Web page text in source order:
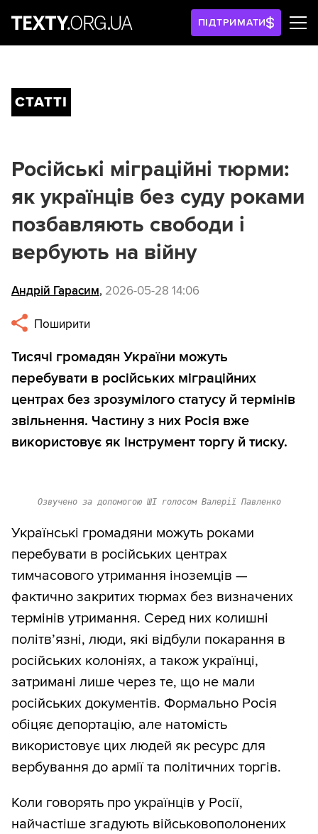
ПІДТРИМАТИ
СТАТТІ
Російські міграційні тюрми:
як українців без суду роками
позбавляють свободи і
вербують на війну
Андрій Гарасим, 2026-05-28 14:06
Поширити
Тисячі громадян України можуть
перебувати в російських міграційних
центрах без зрозумілого статусу й термінів
звільнення. Частину з них Росія вже
використовує як інструмент торгу й тиску.
Озвучено за допомогою ШІ голосом Валерії Павленко
Українські громадяни можуть роками
перебувати в російських центрах
тимчасового утримання іноземців —
фактично закритих тюрмах без визначених
термінів утримання. Серед них колишні
політв’язні, люди, які відбули покарання в
російських колоніях, а також українці,
затримані лише через те, що не мали
російських документів. Формально Росія
обіцяє депортацію, але натомість
використовує цих людей як ресурс для
вербування до армії та політичних торгів.
Коли говорять про українців у Росії,
найчастіше згадують військовополонених